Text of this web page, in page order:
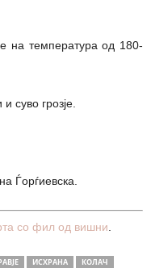
на температура од 180-
суво грозје.
Ѓорѓиевска.
со фил од вишни
ИСХРАНА
КОЛАЧ